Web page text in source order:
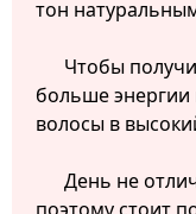
тон
Чтобы
больше энергии
волосы в
День не